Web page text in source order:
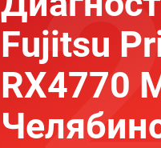
Fujitsu
RX4770